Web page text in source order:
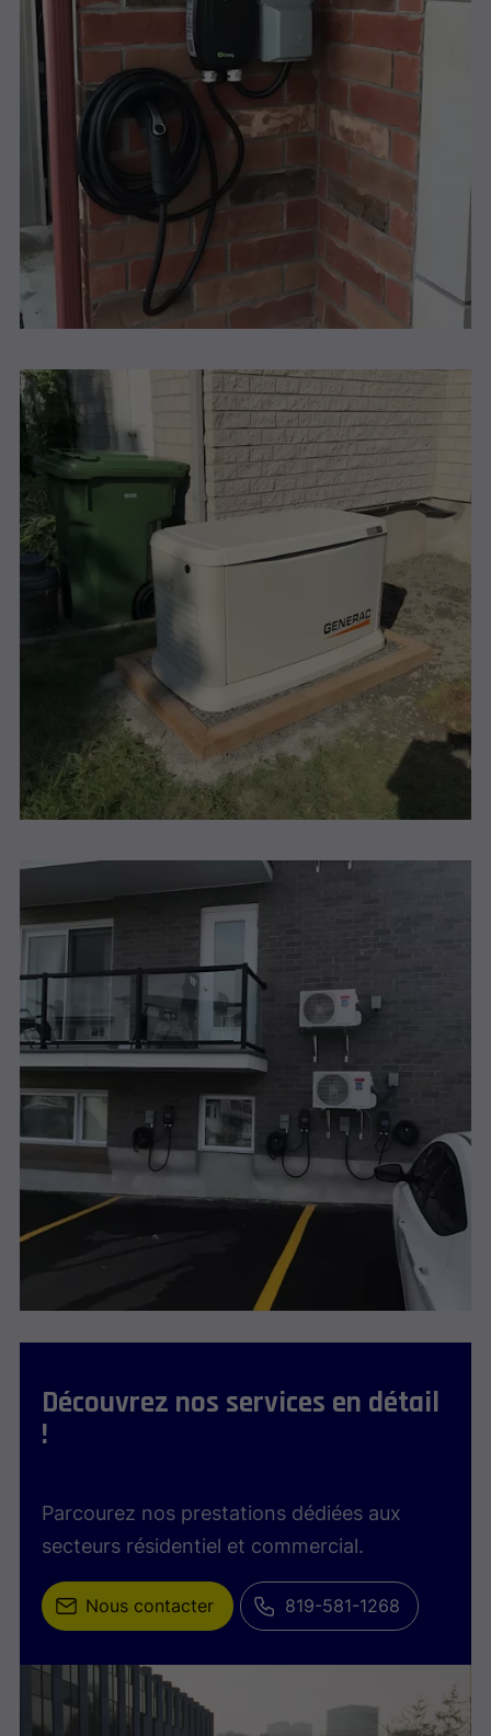
Découvrez nos services en détail
!
Parcourez nos prestations dédiées aux
secteurs résidentiel et commercial.
Nous contacter 819-581-1268